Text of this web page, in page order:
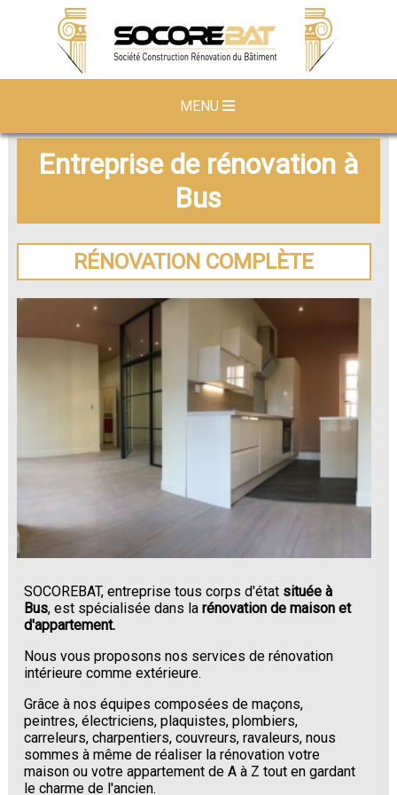
MENU
Entreprise de rénovation à
Bus
RÉNOVATION COMPLÈTE
SOCOREBAT, entreprise tous corps d'état située à
Bus, est spécialisée dans larénovation de maison et
d'appartement.
Nous vous proposons nos services de rénovation
intérieure comme extérieure.
Grâce à nos équipes composées de maçons,
peintres, électriciens, plaquistes, plombiers,
carreleurs, charpentiers, couvreurs, ravaleurs, nous
sommes à même de réaliser la rénovation votre
maison ou votre appartement de A à Z tout en gardant
le charme de l'ancien.